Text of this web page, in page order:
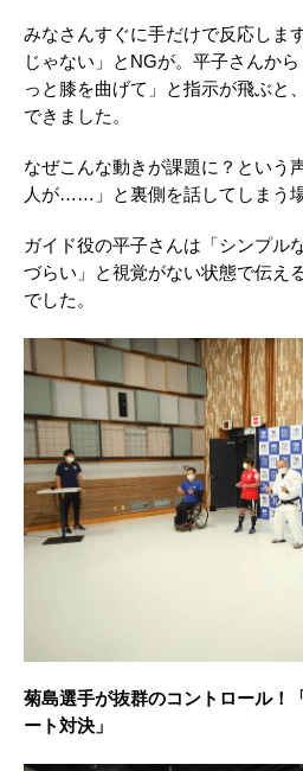
みなさんすぐに手だけで反応しま
じゃない」とNGが。平子さんか
っと膝を曲げて」と指示が飛ぶと
できました。
なぜこんな動きが課題に？という
人が……」と裏側を話してしまう場
ガイド役の平子さんは「シンプル
づらい」と視覚がない状態で伝え
でした。
菊島選手が抜群のコントロール！
ート対決」